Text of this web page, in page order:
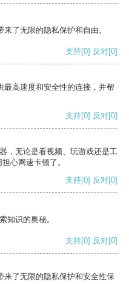
了无限的隐私保护和自由。
支持[0] 反对[0]
最高速度和安全性的连接，并帮
支持[0] 反对[0]
，无论是看视频、玩游戏还是工
心网速卡顿了。
支持[0] 反对[0]
知识的奥秘。
支持[0] 反对[0]
来了无限的隐私保护和安全性保